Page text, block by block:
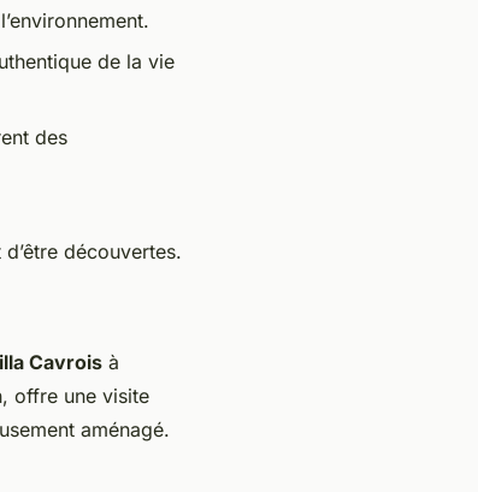
de la vie
des
découvertes.
Cavrois à
offre une visite
aménagé.